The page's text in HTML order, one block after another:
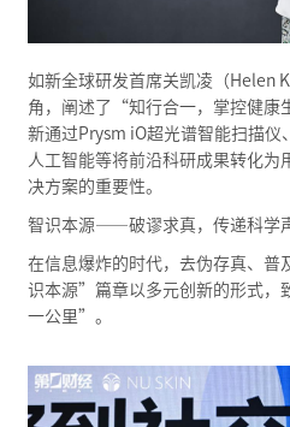
如新全球研发首席关凯凌（Helen
角，阐述了“知行合一，掌控健康
新通过Prysm iO超光谱智能扫描仪
人工智能等将前沿科研成果转化为
决方案的重要性。
智识本源——破谬求真，传递科学
在信息爆炸的时代，去伪存真、
识本源”篇章以多元创新的形式，
一公里”。